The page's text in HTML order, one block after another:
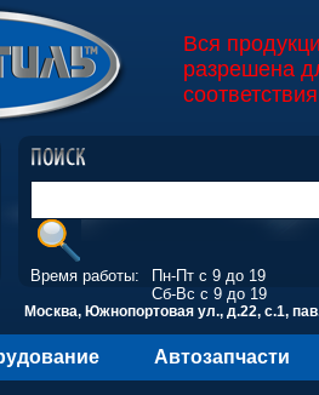
Вся
разрешена
Время работы:
Пн-Пт с 9 до 19
Сб-Вс с 9 до 19
Москва, Южнопортовая ул., д.22, с.1,
Автозапчасти